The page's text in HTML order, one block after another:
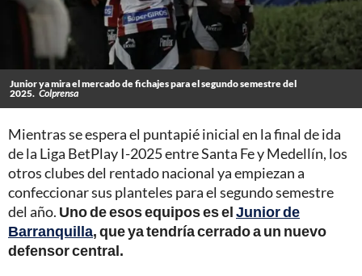
Junior ya mira el mercado de fichajes para el segundo semestre del
2025. Colprensa
Mientras se espera el puntapié inicial en la final de ida
de la Liga BetPlay I-2025 entre Santa Fe y Medellín, los
otros clubes del rentado nacional ya empiezan a
confeccionar sus planteles para el segundo semestre
del año. Uno de esos equipos es elJunior de
Barranquilla, que ya tendría cerrado a un nuevo
defensor central.